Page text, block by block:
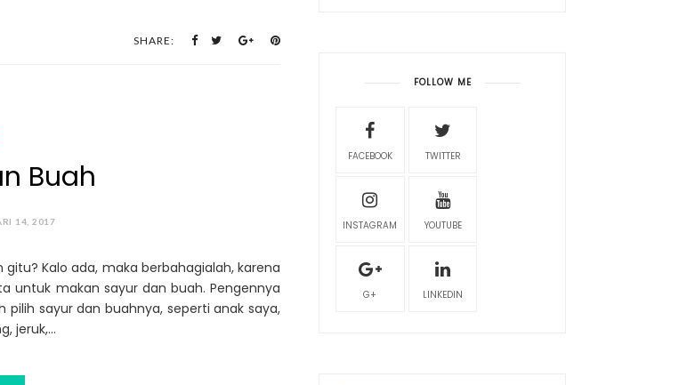
SHARE:
Buah
14, 2017
Kalo ada, maka berbahagialah, karena
untuk makan sayur dan buah. Pengennya
pilih sayur dan buahnya, seperti anak saya,
jeruk,...
FOLLOW ME
FACEBOOK TWITTER
INSTAGRAM YOUTUBE
G+ LINKEDIN